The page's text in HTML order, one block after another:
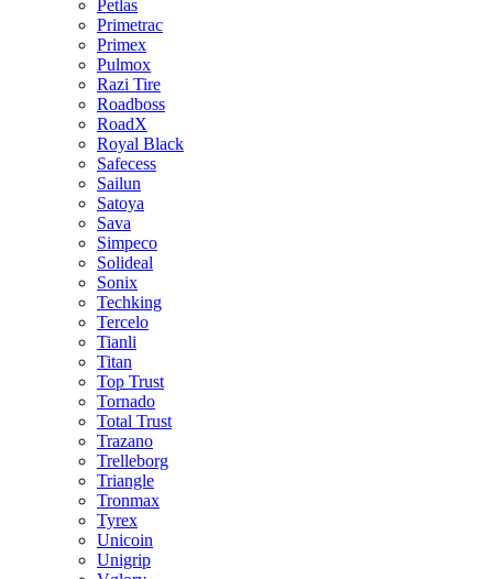
Petlas
Primetrac
Primex
Pulmox
Razi Tire
Roadboss
RoadX
Royal Black
Safecess
Sailun
Satoya
Sava
Simpeco
Solideal
Sonix
Techking
Tercelo
Tianli
Titan
Top Trust
Tornado
Total Trust
Trazano
Trelleborg
Triangle
Tronmax
Tyrex
Unicoin
Unigrip